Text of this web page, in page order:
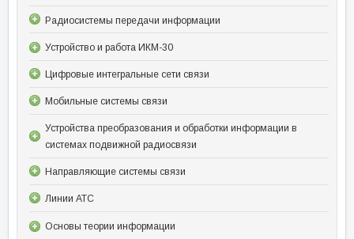
Радиосистемы передачи информации
Устройство и работа ИКМ-30
Цифровые интегральные сети связи
Мобильные системы связи
Устройства преобразования и обработки информации в
системах подвижной радиосвязи
Направляющие системы связи
Линии АТС
Основы теории информации